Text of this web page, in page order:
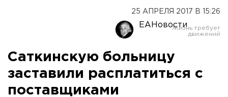
25 АПРЕЛЯ 2017 В 15:26
ЕАНовости
Саткинскую больницу
заставили расплатиться с
поставщиками